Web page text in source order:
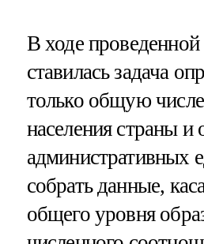
В ходе проведенной
ставилась задача
только общую
населения страны и
административных
собрать данные,
общего уровня